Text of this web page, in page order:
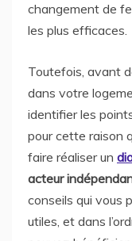
changement de
les plus efficaces.
Toutefois, avant
dans votre
identifier les
pour cette raison
faire réaliser un
acteur
conseils qui vous
utiles, et dans